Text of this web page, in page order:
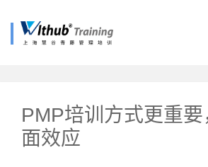
PMP培训方式更重
面效应